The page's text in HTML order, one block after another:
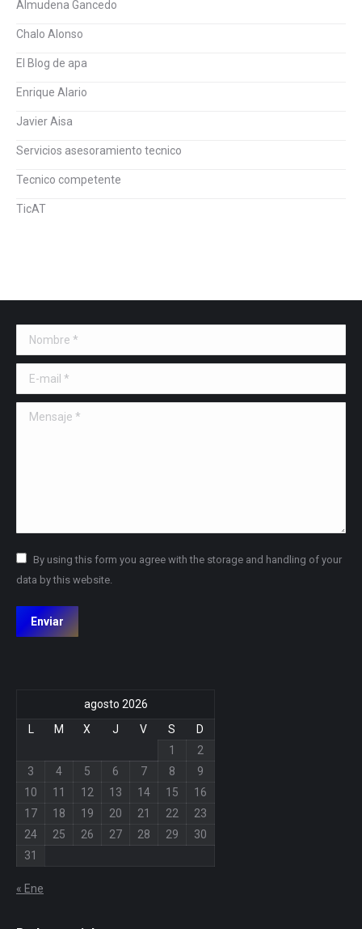
Almudena Gancedo
Chalo Alonso
El Blog de apa
Enrique Alario
Javier Aisa
Servicios asesoramiento tecnico
Tecnico competente
TicAT
Nombre *
E-mail *
Mensaje *
By using this form you agree with the storage and handling of your
data by this website.
Enviar
agosto 2026
L
M X J V S
D
1
2
3
4 5 6 7 8
9
10
11 12 13 14 15
16
17
18 19 20 21 22
23
24
25 26 27 28 29
30
31
« Ene